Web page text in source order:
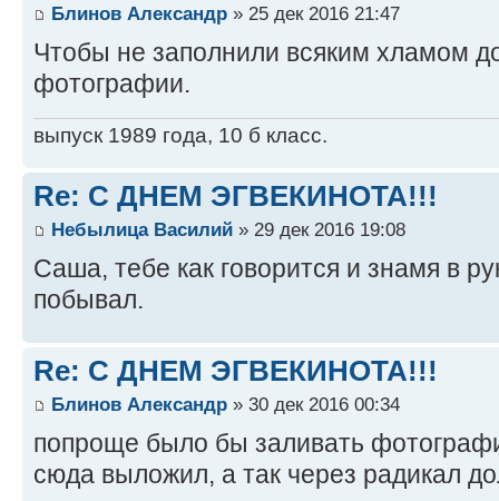
Блинов Александр » 25 дек 2016 21:47
Чтобы не заполнили всяким хламом
фотографии.
выпуск 1989 года, 10 б класс.
Re: С ДНЕМ ЭГВЕКИНОТА!!!
Небылица Василий » 29 дек 2016 19:08
Саша, тебе как говорится и знамя в
побывал.
Re: С ДНЕМ ЭГВЕКИНОТА!!!
Блинов Александр » 30 дек 2016 00:34
попроще было бы заливать
сюда выложил, а так через радикал